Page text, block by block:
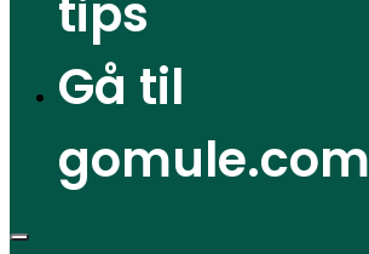
tips
Gå til
gomule.com